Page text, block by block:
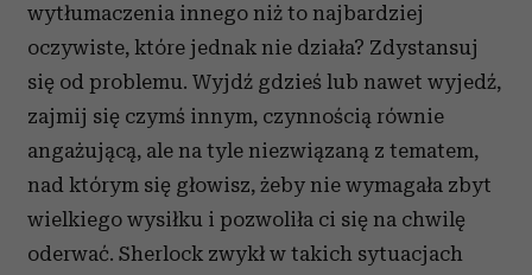
wytłumaczenia innego niż to najbardziej
oczywiste, które jednak nie działa? Zdystansuj
się od problemu. Wyjdź gdzieś lub nawet wyjedź,
zajmij się czymś innym, czynnością równie
angażującą, ale na tyle niezwiązaną z tematem,
nad którym się głowisz, żeby nie wymagała zbyt
wielkiego wysiłku i pozwoliła ci się na chwilę
oderwać. Sherlock zwykł w takich sytuacjach